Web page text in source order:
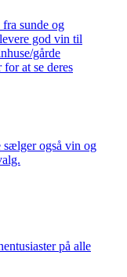
sunde og
god vin til
gårde
at se deres
sælger også vin og
på alle